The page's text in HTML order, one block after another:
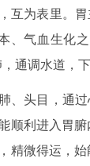
互为表里。
气血生化
通调水道，
、头目，通
顺利进入胃
精微得运，